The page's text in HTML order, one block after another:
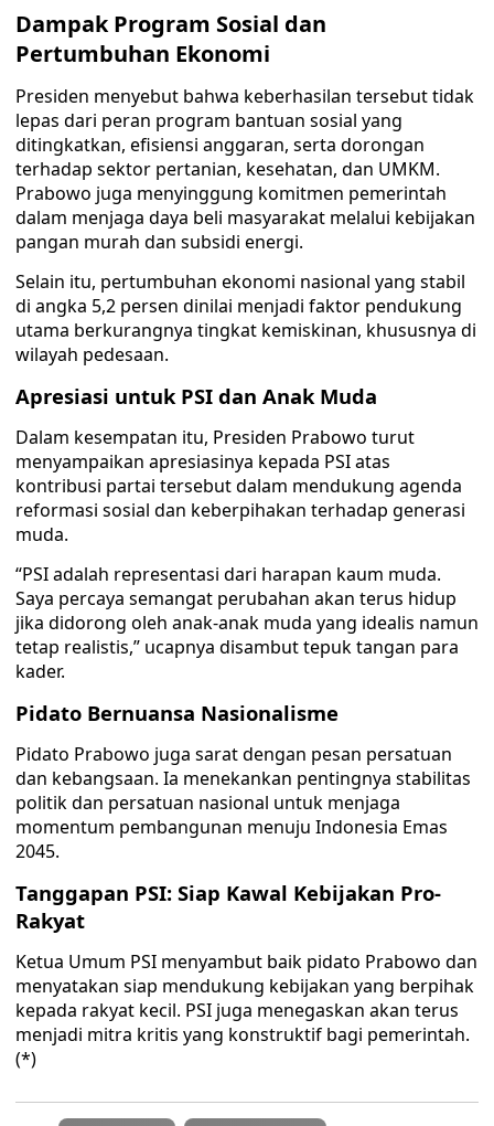
Dampak Program Sosial dan
Pertumbuhan Ekonomi
Presiden menyebut bahwa keberhasilan tersebut tidak
lepas dari peran program bantuan sosial yang
ditingkatkan, efisiensi anggaran, serta dorongan
terhadap sektor pertanian, kesehatan, dan UMKM.
Prabowo juga menyinggung komitmen pemerintah
dalam menjaga daya beli masyarakat melalui kebijakan
pangan murah dan subsidi energi.
Selain itu, pertumbuhan ekonomi nasional yang stabil
di angka 5,2 persen dinilai menjadi faktor pendukung
utama berkurangnya tingkat kemiskinan, khususnya di
wilayah pedesaan.
Apresiasi untuk PSI dan Anak Muda
Dalam kesempatan itu, Presiden Prabowo turut
menyampaikan apresiasinya kepada PSI atas
kontribusi partai tersebut dalam mendukung agenda
reformasi sosial dan keberpihakan terhadap generasi
muda.
“PSI adalah representasi dari harapan kaum muda.
Saya percaya semangat perubahan akan terus hidup
jika didorong oleh anak-anak muda yang idealis namun
tetap realistis,” ucapnya disambut tepuk tangan para
kader.
Pidato Bernuansa Nasionalisme
Pidato Prabowo juga sarat dengan pesan persatuan
dan kebangsaan. Ia menekankan pentingnya stabilitas
politik dan persatuan nasional untuk menjaga
momentum pembangunan menuju Indonesia Emas
2045.
Tanggapan PSI: Siap Kawal Kebijakan Pro-
Rakyat
Ketua Umum PSI menyambut baik pidato Prabowo dan
menyatakan siap mendukung kebijakan yang berpihak
kepada rakyat kecil. PSI juga menegaskan akan terus
menjadi mitra kritis yang konstruktif bagi pemerintah.
(*)